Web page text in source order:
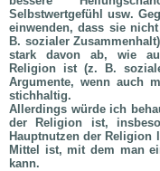
Selbstwertgefühl usw.
einwenden, dass sie
B. sozialer
stark davon ab, wie
Religion ist (z. B.
Argumente, wenn auch
stichhaltig.
Allerdings würde ich
der Religion ist,
Hauptnutzen der
Mittel ist, mit dem man
kann.